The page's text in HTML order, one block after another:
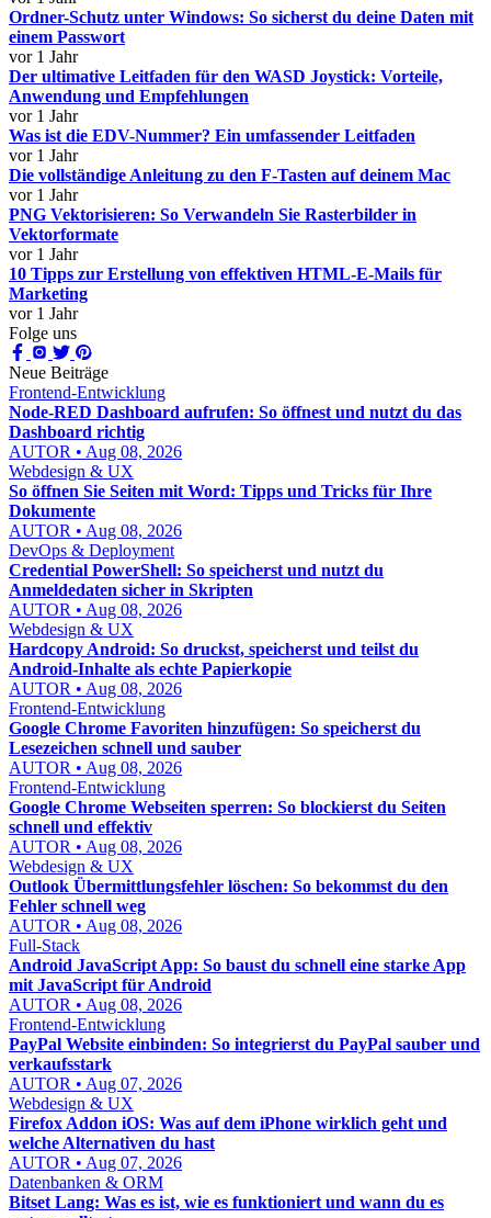
Ordner-Schutz unter Windows: So sicherst du deine Daten mit
einem Passwort
vor 1 Jahr
Der ultimative Leitfaden für den WASD Joystick: Vorteile,
Anwendung und Empfehlungen
vor 1 Jahr
Was ist die EDV-Nummer? Ein umfassender Leitfaden
vor 1 Jahr
Die vollständige Anleitung zu den F-Tasten auf deinem Mac
vor 1 Jahr
PNG Vektorisieren: So Verwandeln Sie Rasterbilder in
Vektorformate
vor 1 Jahr
10 Tipps zur Erstellung von effektiven HTML-E-Mails für
Marketing
vor 1 Jahr
Folge uns
Neue Beiträge
Frontend-Entwicklung
Node-RED Dashboard aufrufen: So öffnest und nutzt du das
Dashboard richtig
AUTOR • Aug 08, 2026
Webdesign & UX
So öffnen Sie Seiten mit Word: Tipps und Tricks für Ihre
Dokumente
AUTOR • Aug 08, 2026
DevOps & Deployment
Credential PowerShell: So speicherst und nutzt du
Anmeldedaten sicher in Skripten
AUTOR • Aug 08, 2026
Webdesign & UX
Hardcopy Android: So druckst, speicherst und teilst du
Android-Inhalte als echte Papierkopie
AUTOR • Aug 08, 2026
Frontend-Entwicklung
Google Chrome Favoriten hinzufügen: So speicherst du
Lesezeichen schnell und sauber
AUTOR • Aug 08, 2026
Frontend-Entwicklung
Google Chrome Webseiten sperren: So blockierst du Seiten
schnell und effektiv
AUTOR • Aug 08, 2026
Webdesign & UX
Outlook Übermittlungsfehler löschen: So bekommst du den
Fehler schnell weg
AUTOR • Aug 08, 2026
Full-Stack
Android JavaScript App: So baust du schnell eine starke App
mit JavaScript für Android
AUTOR • Aug 08, 2026
Frontend-Entwicklung
PayPal Website einbinden: So integrierst du PayPal sauber und
verkaufsstark
AUTOR • Aug 07, 2026
Webdesign & UX
Firefox Addon iOS: Was auf dem iPhone wirklich geht und
welche Alternativen du hast
AUTOR • Aug 07, 2026
Datenbanken & ORM
Bitset Lang: Was es ist, wie es funktioniert und wann du es